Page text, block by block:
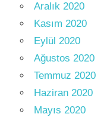
Aralık 2020
Kasım 2020
Eylül 2020
Ağustos 2020
Temmuz 2020
Haziran 2020
Mayıs 2020